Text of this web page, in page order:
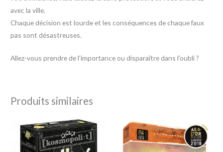
avec la ville.
Chaque décision est lourde et les conséquences de chaque faux
pas sont désastreuses.
Allez-vous prendre de l’importance ou disparaître dans l’oubli ?
Produits similaires